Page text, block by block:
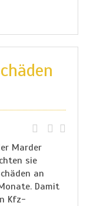
Marder
sie
an
Damit
Kfz-